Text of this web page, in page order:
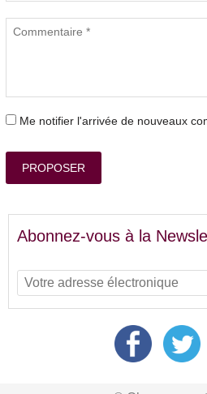
Me notifier l'arrivée de nouveaux
PROPOSER
Abonnez-vous à la